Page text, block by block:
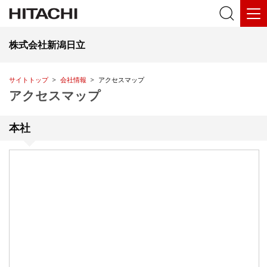
株式会社新潟日立
サイトトップ 会社情報 アクセスマップ
アクセスマップ
本社